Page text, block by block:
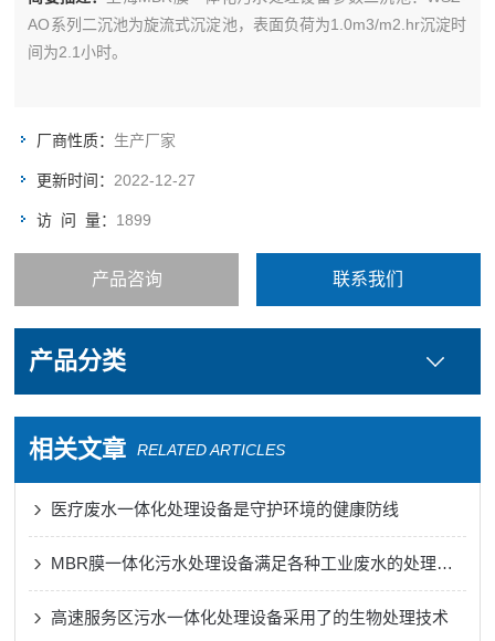
AO系列二沉池为旋流式沉淀池，表面负荷为1.0m3/m2.hr沉淀时
间为2.1小时。
厂商性质： 生产厂家
更新时间： 2022-12-27
访 问 量： 1899
产品咨询 联系我们
产品分类
相关文章 RELATED ARTICLES
医疗废水一体化处理设备是守护环境的健康防线
MBR膜一体化污水处理设备满足各种工业废水的处理需求
高速服务区污水一体化处理设备采用了的生物处理技术